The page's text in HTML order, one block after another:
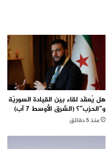
هل يُعقَد لقاء بين القيادة السوريّة
و”الحزب”؟ (الشرق الأوسط 7 آب)
منذ 5 دقائق